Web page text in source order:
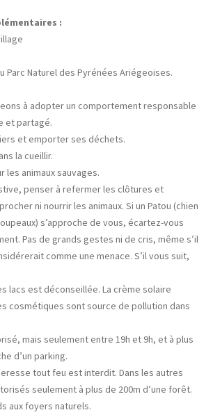
:
Parc Naturel des Pyrénées Ariégeoises.
à adopter un comportement responsable
et partagé.
et emporter ses déchets.
la cueillir.
les animaux sauvages.
penser à refermer les clôtures et
ni nourrir les animaux. Si un Patou (chien
s’approche de vous, écartez-vous
Pas de grands gestes ni de cris, même s’il
comme une menace. S’il vous suit,
lacs est déconseillée. La crème solaire
cosmétiques sont source de pollution dans
mais seulement entre 19h et 9h, et à plus
d’un parking.
tout feu est interdit. Dans les autres
seulement à plus de 200m d’une forêt.
aux foyers naturels.